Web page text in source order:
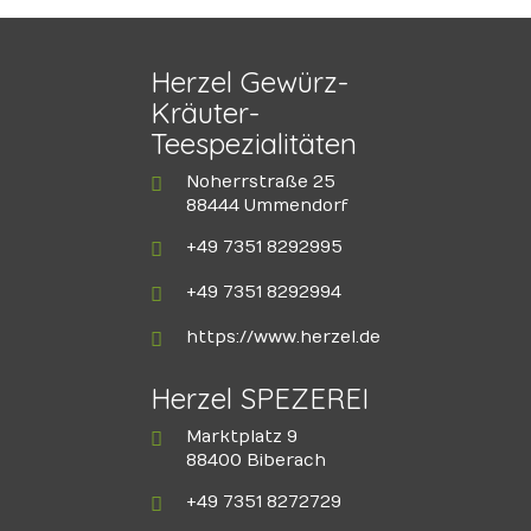
Herzel Gewürz-
Kräuter-
Teespezialitäten
Noherrstraße 25
88444 Ummendorf
+49 7351 8292995
+49 7351 8292994
https://www.herzel.de
Herzel SPEZEREI
Marktplatz 9
88400 Biberach
+49 7351 8272729